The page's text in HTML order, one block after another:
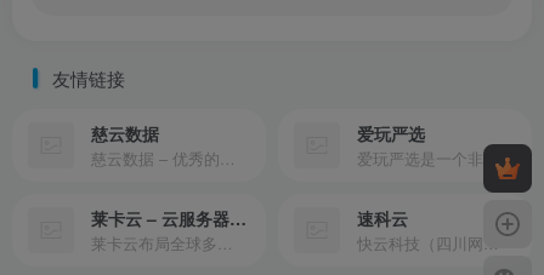
友情链接
慈云数据
慈云数据 – 优秀的云服务器服务商，提供最具有性价比的产品。慈云数据是开发者必不可少的良心云
爱玩严选
爱玩严选是一个非常有保障且性价比极高的虚拟商城，包括但不限于苹果证书、技术指导、会员充值等多种虚拟服务！
莱卡云 – 云服务器提供商
莱卡云布局全球多个地理区域。提供服务有：境外云服务器、国内云服务器、独立服务器、服务器托管、CDN、SSL证书、游戏服务器等业务。
速科云
快云科技（四川网联快云科技有限公司）成立于2021年，主营互联网业务平台服务提供商。公司专注为用户提供低价高性能云计算产品，致力于云计算应用的易用性开发，并引导云计算在国内普及